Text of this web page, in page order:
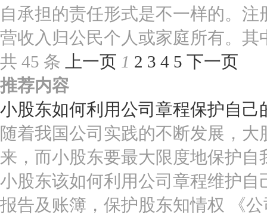
自承担的责任形式是不一样的。
营收入归公民个人或家庭所有。其
共 45 条
上一页 1 2 3 4 5 下一页
推荐内容
小股东如何利用公司章程保护自己
随着我国公司实践的不断发展，
来，而小股东要最大限度地保护
小股东该如何利用公司章程维护
报告及账簿，保护股东知情权 《